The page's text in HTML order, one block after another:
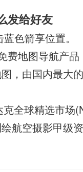
发给好友
色箭享位置。
费地图导航产
，由国内最大
全球精选市场
航空摄影甲级